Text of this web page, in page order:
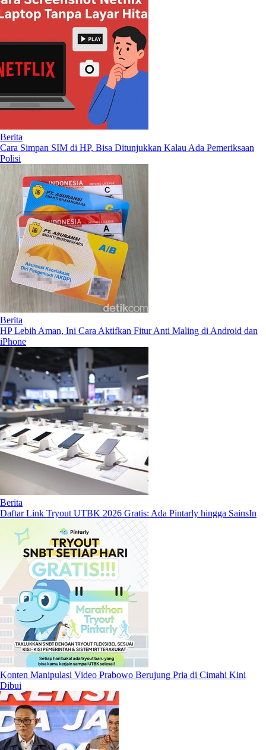
Berita
Cara Simpan SIM di HP, Bisa Ditunjukkan Kalau Ada Pemeriksaan
Polisi
Berita
HP Lebih Aman, Ini Cara Aktifkan Fitur Anti Maling di Android dan
iPhone
Berita
Daftar Link Tryout UTBK 2026 Gratis: Ada Pintarly hingga SainsIn
Konten Manipulasi Video Prabowo Berujung Pria di Cimahi Kini
Dibui